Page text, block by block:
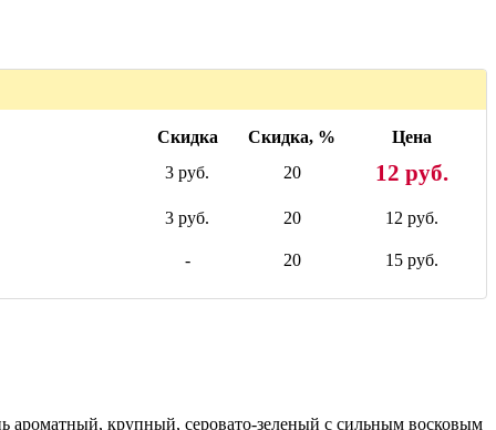
Скидка Скидка, %
Цена
3 руб. 20 12 руб.
3 руб. 20 12 руб.
- 20 15 руб.
ароматный, крупный, серовато-зеленый с сильным восковым